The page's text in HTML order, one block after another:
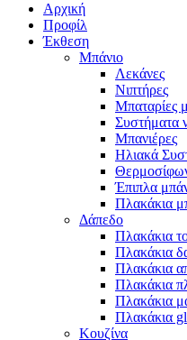
Αρχική
Προφίλ
Έκθεση
Μπάνιο
Λεκάνες
Νιπτήρες
Μπαταρίες
Συστήματα
Μπανιέρες
Ηλιακά
Έπιπλα
Πλακάκια
Δάπεδο
Πλακάκια
Πλακάκια
Πλακάκια
Πλακάκια
Πλακάκια
Πλακάκια
Κουζίνα